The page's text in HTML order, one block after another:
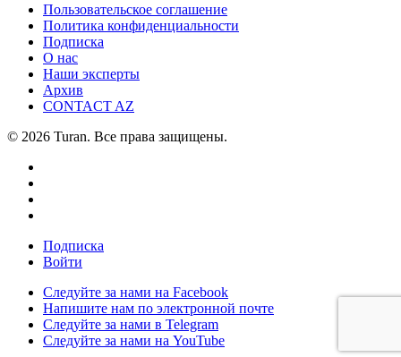
Пользовательское соглашение
Политика конфиденциальности
Подписка
О нас
Наши эксперты
Архив
CONTACT AZ
© 2026 Turan. Все права защищены.
Подписка
Войти
Следуйте за нами на Facebook
Напишите нам по электронной почте
Следуйте за нами в Telegram
Следуйте за нами на YouTube